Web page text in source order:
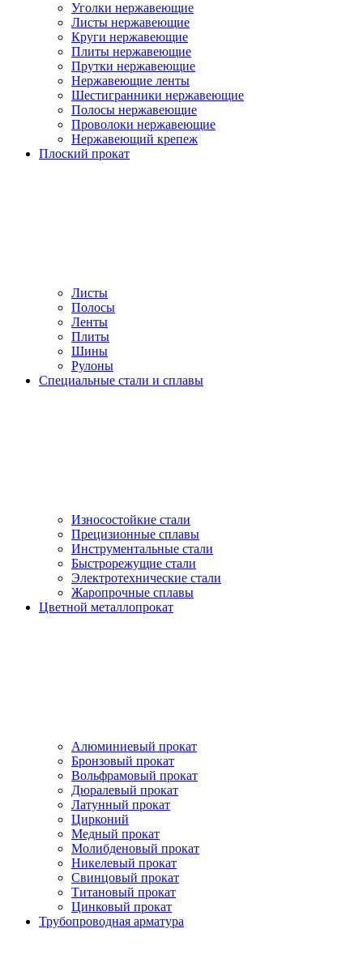
Уголки нержавеющие
Листы нержавеющие
Круги нержавеющие
Плиты нержавеющие
Прутки нержавеющие
Нержавеющие ленты
Шестигранники нержавеющие
Полосы нержавеющие
Проволоки нержавеющие
Нержавеющий крепеж
Плоский прокат
Листы
Полосы
Ленты
Плиты
Шины
Рулоны
Специальные стали и сплавы
Износостойкие стали
Прецизионные сплавы
Инструментальные стали
Быстрорежущие стали
Электротехнические стали
Жаропрочные сплавы
Цветной металлопрокат
Алюминиевый прокат
Бронзовый прокат
Вольфрамовый прокат
Дюралевый прокат
Латунный прокат
Цирконий
Медный прокат
Молибденовый прокат
Никелевый прокат
Свинцовый прокат
Титановый прокат
Цинковый прокат
Трубопроводная арматура